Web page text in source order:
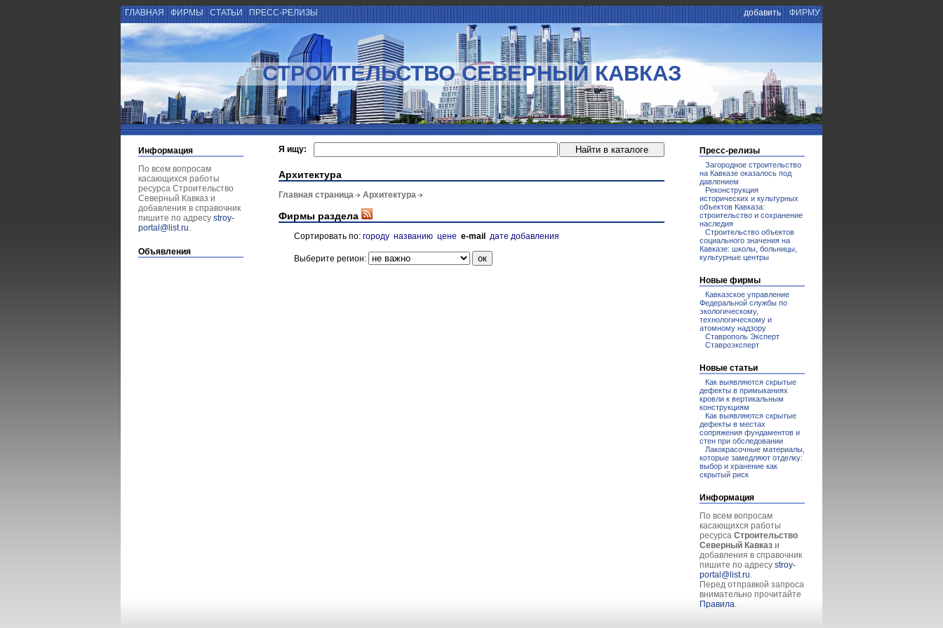
ГЛАВНАЯ ФИРМЫ СТАТЬИ ПРЕСС-РЕЛИЗЫ добавить ФИРМУ
СТРОИТЕЛЬСТВО СЕВЕРНЫЙ КАВКАЗ
Информация
По всем вопросам
касающихся работы
ресурса Строительство
Северный Кавказ и
добавления в справочник
пишите по адресу stroy-
portal@list.ru.
Объявления
Я ищу:
Архитектура
Главная страница Архитектура
Фирмы раздела
Сортировать по: городу названию цене e-mail дате добавления
Выберите регион:
Пресс-релизы
Загородное строительство
на Кавказе оказалось под
давлением
Реконструкция
исторических и культурных
объектов Кавказа:
строительство и сохранение
наследия
Строительство объектов
социального значения на
Кавказе: школы, больницы,
культурные центры
Новые фирмы
Кавказское управление
Федеральной службы по
экологическому,
технологическому и
атомному надзору
Ставрополь Эксперт
Ставроэксперт
Новые статьи
Как выявляются скрытые
дефекты в примыканиях
кровли к вертикальным
конструкциям
Как выявляются скрытые
дефекты в местах
сопряжения фундаментов и
стен при обследовании
Лакокрасочные материалы,
которые замедляют отделку:
выбор и хранение как
скрытый риск
Информация
По всем вопросам
касающихся работы
ресурса Строительство
Северный Кавказ и
добавления в справочник
пишите по адресу stroy-
portal@list.ru.
Перед отправкой запроса
внимательно прочитайте
Правила.